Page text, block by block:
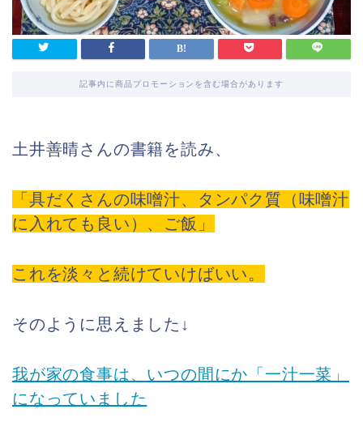
記事内に商品プロモーションを含む場合があります
土井善晴さんの書籍を読み、
「具だくさんの味噌汁、タンパク質（味噌汁
に入れても良い）、ご飯」
これを淡々と続けていけばいい。
そのように思えました↓
我が家の食事は、いつの間にか「一汁一菜」
になっていました